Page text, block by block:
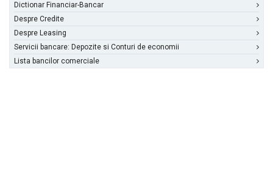
Dictionar Financiar-Bancar
Despre Credite
Despre Leasing
Servicii bancare: Depozite si Conturi de economii
Lista bancilor comerciale